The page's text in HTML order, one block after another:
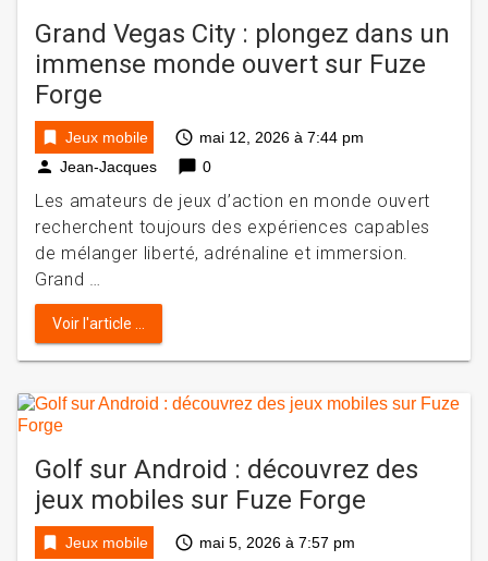
Grand Vegas City : plongez dans un
immense monde ouvert sur Fuze
Forge
bookmark Jeux mobile access_time mai 12, 2026 à 7:44 pm
person Jean-Jacques chat_bubble 0
Les amateurs de jeux d’action en monde ouvert
recherchent toujours des expériences capables
de mélanger liberté, adrénaline et immersion.
Grand …
Voir l'article ...
Golf sur Android : découvrez des
jeux mobiles sur Fuze Forge
bookmark Jeux mobile access_time mai 5, 2026 à 7:57 pm